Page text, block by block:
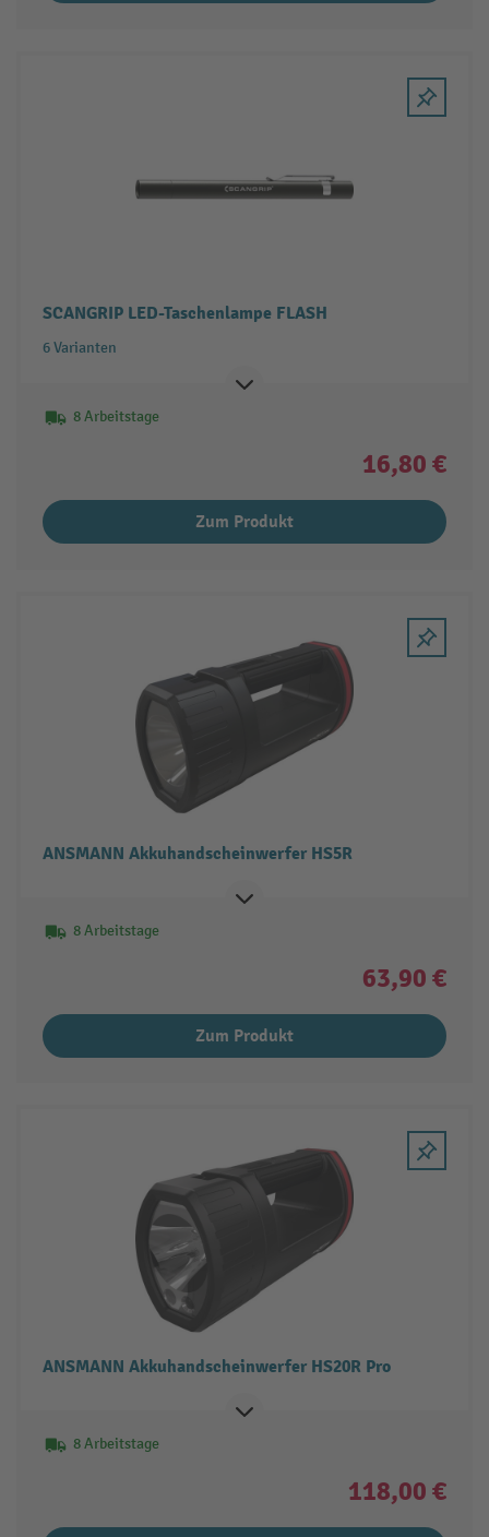
SCANGRIP LED-Taschenlampe FLASH
6 Varianten
8 Arbeitstage
16,80 €
Zum Produkt
ANSMANN Akkuhandscheinwerfer HS5R
8 Arbeitstage
63,90 €
Zum Produkt
ANSMANN Akkuhandscheinwerfer HS20R Pro
8 Arbeitstage
118,00 €